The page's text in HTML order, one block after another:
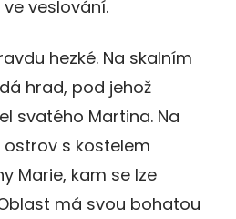
veslování.
hezké. Na skalním
hrad, pod jehož
svatého Martina. Na
s kostelem
Marie, kam se lze
má svou bohatou